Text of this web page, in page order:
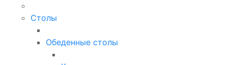
Столы
Обеденные столы